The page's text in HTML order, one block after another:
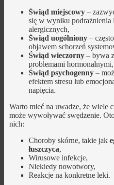
Świąd miejscowy–
się w wyniku podrażnienia
alergicznych,
Świąd uogólniony–
objawem schorzeń
Świąd wieczorny– bywa
problemami hormonalnymi,
Świąd psychogenny–
efektem stresu lub
napięcia.
Warto mieć na uwadze, że wiele
może wywoływać swędzenie.
nich:
Choroby skórne, takie jak
łuszczyca,
Wirusowe infekcje,
Niekiedy nowotwory,
Reakcje na konkretne leki.